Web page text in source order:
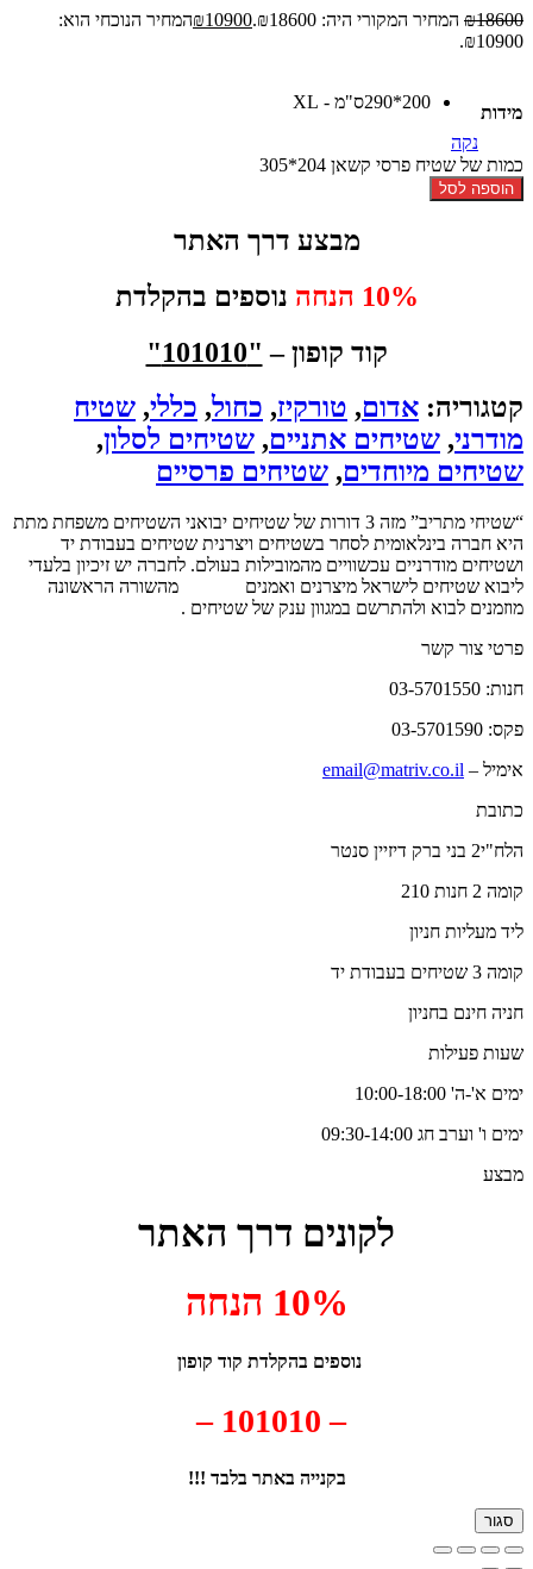
₪18600 המחיר המקורי היה: ₪18600. ₪10900
המחיר הנוכחי הוא:
₪10900.
מידות
200*290ס"מ - XL
נקה
כמות של שטיח פרסי קשאן 204*305
הוספה לסל
מבצע דרך האתר
10% הנחה
נוספים בהקלדת
קוד קופון – "101010"
קטגוריה: אדום, טורקיז, כחול, כללי, שטיח
מודרני, שטיחים אתניים, שטיחים לסלון,
שטיחים מיוחדים, שטיחים פרסיים
“שטיחי מתריב” מזה 3 דורות של שטיחים יבואני השטיחים משפחת מתת
היא חברה בינלאומית לסחר בשטיחים ויצרנית שטיחים בעבודת יד
ושטיחים מודרניים עכשוויים מהמובילות בעולם. לחברה יש זיכיון בלעדי
ליבוא שטיחים לישראל מיצרנים ואמנים
מהשורה הראשונה
מוזמנים לבוא ולהתרשם במגוון ענק של שטיחים .
פרטי צור קשר
חנות: 03-5701550
פקס: 03-5701590
אימיל – email@matriv.co.il
כתובת
הלח"י2 בני ברק דיזיין סנטר
קומה 2 חנות 210
ליד מעליות חניון
קומה 3 שטיחים בעבודת יד
חניה חינם בחניון
שעות פעילות
ימים א'-ה' 10:00-18:00
ימים ו' וערב חג 09:30-14:00
מבצע
לקונים דרך האתר
נוספים בהקלדת קוד קופון
– 101010 –
בקנייה באתר בלבד !!!
סגור